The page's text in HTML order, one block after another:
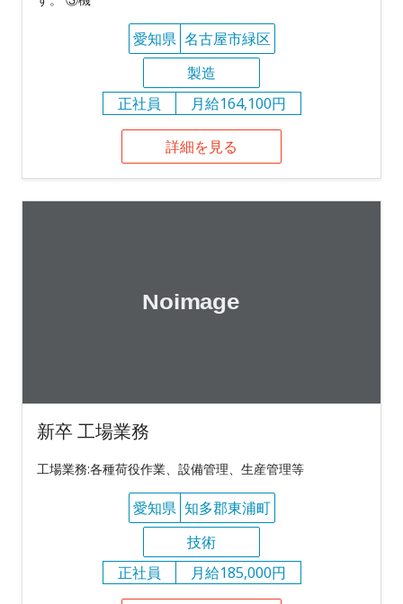
愛知県 名古屋市緑区
製造
正社員
月給164,100円
詳細を見る
新卒 工場業務
工場業務:各種荷役作業、設備管理、生産管理等
愛知県 知多郡東浦町
技術
正社員
月給185,000円